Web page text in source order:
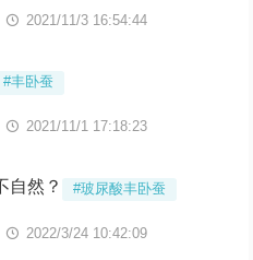
 2021/11/3 16:54:44
#丰卧蚕
 2021/11/1 17:18:23
自然？ #玻尿酸丰卧蚕
 2022/3/24 10:42:09